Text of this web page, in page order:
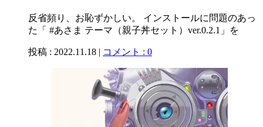
反省頻り、お恥ずかしい。 インストールに問題のあっ
た「 #あさま テーマ（親子丼セット）ver.0.2.1」を
投稿 : 2022.11.18 | コメント : 0